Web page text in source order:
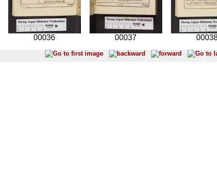
00036 00037